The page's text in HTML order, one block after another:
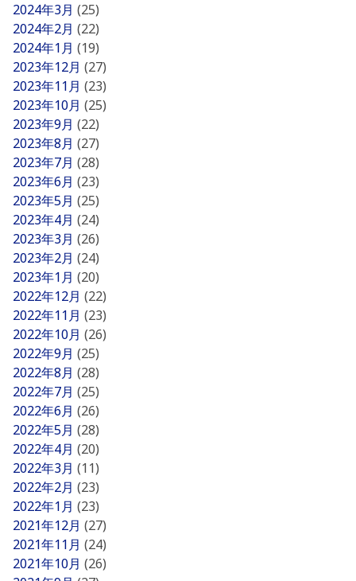
2024年3月 (25)
2024年2月 (22)
2024年1月 (19)
2023年12月 (27)
2023年11月 (23)
2023年10月 (25)
2023年9月 (22)
2023年8月 (27)
2023年7月 (28)
2023年6月 (23)
2023年5月 (25)
2023年4月 (24)
2023年3月 (26)
2023年2月 (24)
2023年1月 (20)
2022年12月 (22)
2022年11月 (23)
2022年10月 (26)
2022年9月 (25)
2022年8月 (28)
2022年7月 (25)
2022年6月 (26)
2022年5月 (28)
2022年4月 (20)
2022年3月 (11)
2022年2月 (23)
2022年1月 (23)
2021年12月 (27)
2021年11月 (24)
2021年10月 (26)